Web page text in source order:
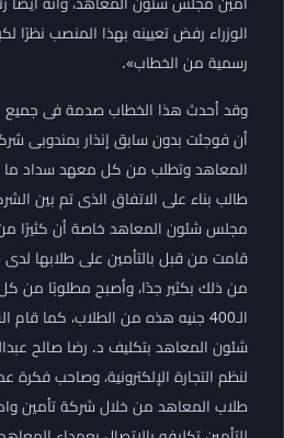
الوزراء رفض تعيينه بهذا المنصب نظرًا
رسمية من الخطاب».
وقد أحدث هذا الخطاب صدمة فى جميع
أن فوجئت بدون سابق إنذار بمندوبى
طالب بناء على الاتفاق الذى تم بين
مجلس شئون المعاهد خاصة أن كثيرًا
قامت من قبل بالتأمين على طلابها
من ذلك بكثير جدًا، وأصبح مطلوبًا من
الـ400 جنيه هذه من الطلاب، كما
شئون المعاهد بتكليف د. رضا صالح
لنظم التجارة الإلكترونية، وصاحب
طلاب المعاهد من خلال شركة تأمين